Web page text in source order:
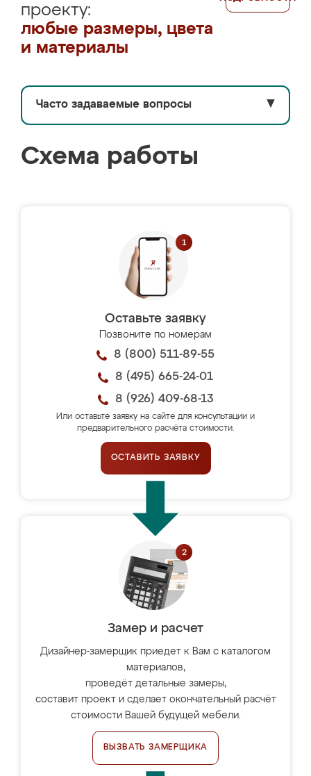
проекту:
любые размеры, цвета
и материалы
Часто задаваемые вопросы ▼
Схема работы
Оставьте заявку
Позвоните по номерам
8 (800) 511-89-55
8 (495) 665-24-01
8 (926) 409-68-13
Или оставьте заявку на сайте для консультации и
предварительного расчёта стоимости.
ОСТАВИТЬ ЗАЯВКУ
Замер и расчет
Дизайнер-замерщик приедет к Вам с каталогом
материалов,
проведёт детальные замеры,
составит проект и сделает окончательный расчёт
стоимости Вашей будущей мебели.
ВЫЗВАТЬ ЗАМЕРЩИКА